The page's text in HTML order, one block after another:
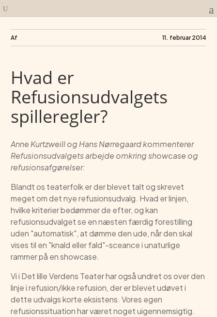
Af 11. februar 2014
Hvad er
Refusionsudvalgets
spilleregler?
Anne Kurtzweill og Hans Nørregaard kommenterer
Refusionsudvalgets arbejde omkring showcase og
refusionsafgørelser:
Blandt os teaterfolk er der blevet talt og skrevet
meget om det nye refusionsudvalg. Hvad er linjen,
hvilke kriterier bedømmer de efter, og kan
refusionsudvalget se en næsten færdig forestilling
uden "automatisk", at dømme den ude, når den skal
vises til en "knald eller fald"-sceance i unaturlige
rammer på en showcase.
Vi i Det lille Verdens Teater har også undret os over den
linje i refusion/ikke refusion, der er blevet udøvet i
dette udvalgs korte eksistens. Vores egen
refusionssituation har været noget uigennemsigtig.